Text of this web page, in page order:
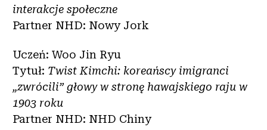
interakcje społeczne
Partner NHD: Nowy Jork
Uczeń: Woo Jin Ryu
Tytuł: Twist Kimchi: koreańscy imigranci
„zwrócili” głowy w stronę hawajskiego raju w
1903 roku
Partner NHD: NHD Chiny